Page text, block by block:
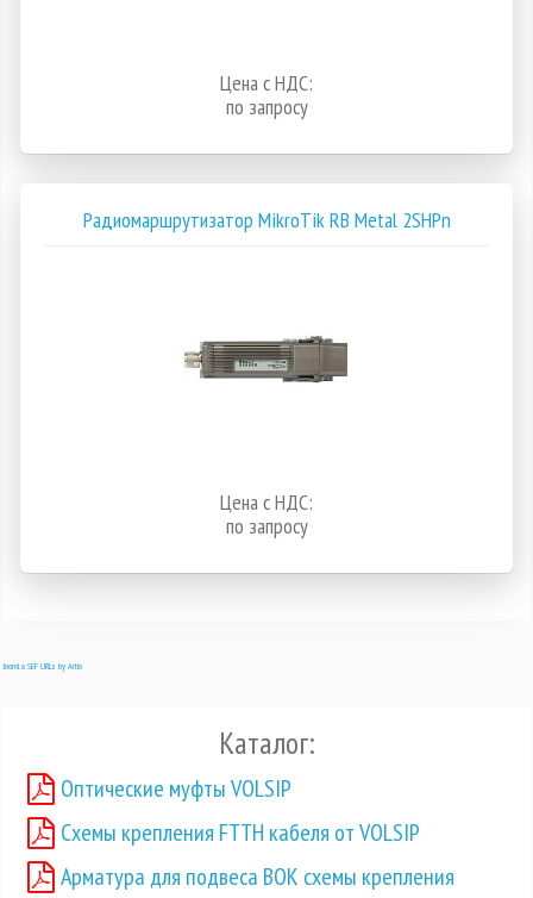
Цена с НДС:
по запросу
Радиомаршрутизатор MikroTik RB Metal 2SHPn
Цена с НДС:
по запросу
Joomla SEF URLs by Artio
Каталог:
Оптические муфты VOLSIP
Схемы крепления FTTH кабеля от VOLSIP
Арматура для подвеса ВОК схемы крепления